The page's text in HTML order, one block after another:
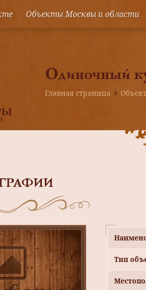
Объекты Москвы и области
Одиночный
Главная страница
Тип